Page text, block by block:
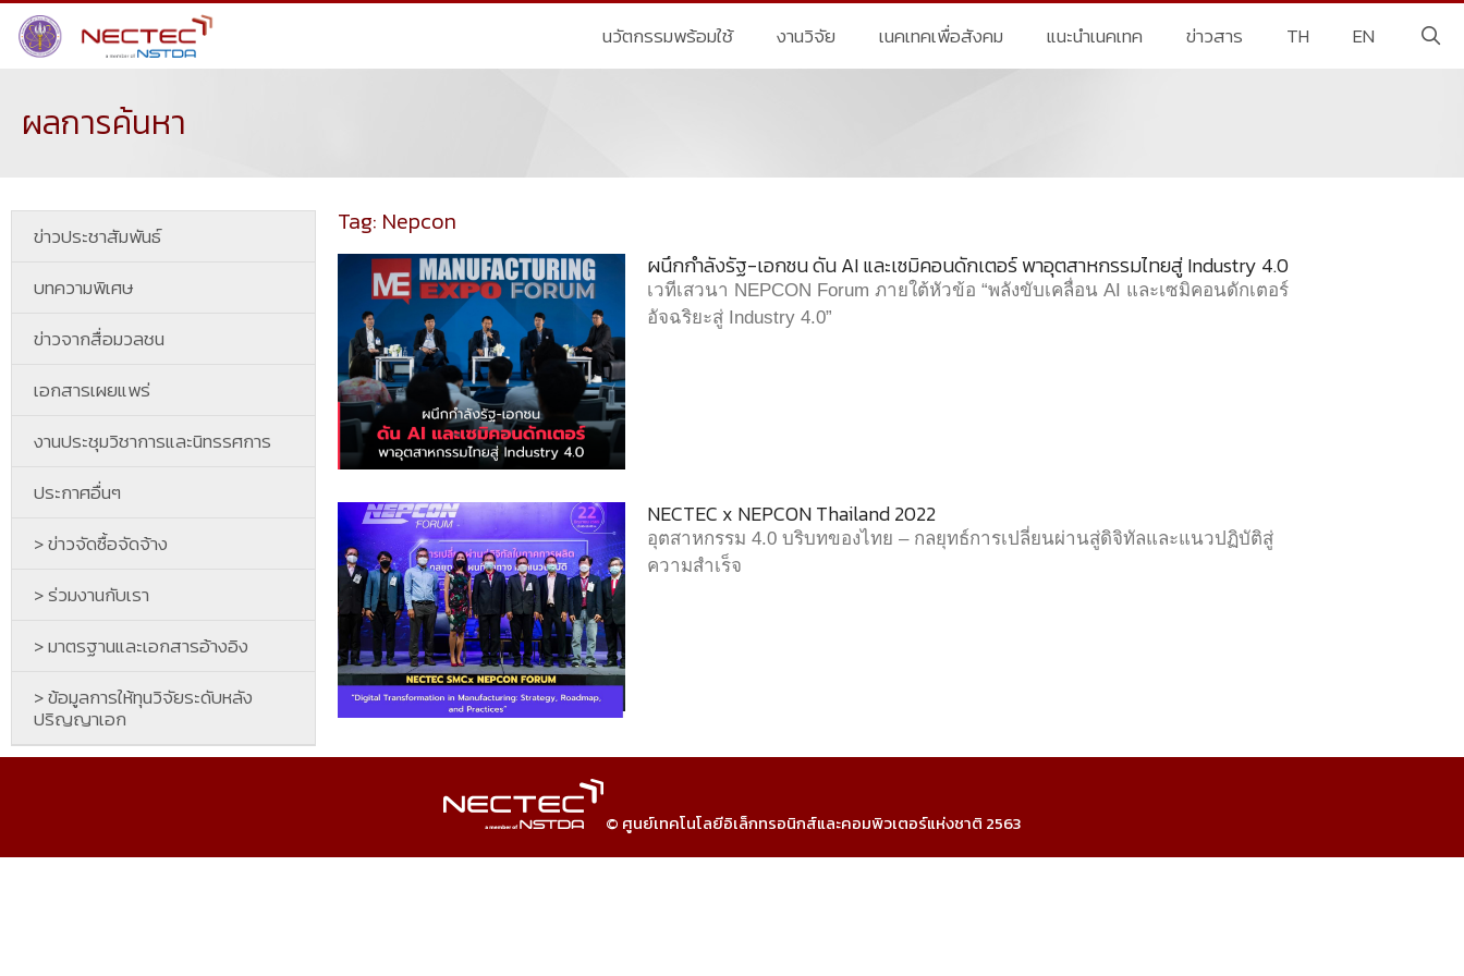
นวัตกรรมพร้อมใช้ งานวิจัย เนคเทคเพื่อสังคม แนะนำเนคเทค ข่าวสาร TH EN
ผลการค้นหา
ข่าวประชาสัมพันธ์
บทความพิเศษ
ข่าวจากสื่อมวลชน
เอกสารเผยแพร่
งานประชุมวิชาการและนิทรรศการ
ประกาศอื่นๆ
> ข่าวจัดซื้อจัดจ้าง
> ร่วมงานกับเรา
> มาตรฐานและเอกสารอ้างอิง
> ข้อมูลการให้ทุนวิจัยระดับหลัง
ปริญญาเอก
Tag: Nepcon
ผนึกกำลังรัฐ-เอกชน ดัน AI และเซมิคอนดักเตอร์ พาอุตสาหกรรมไทยสู่ Industry 4.0
เวทีเสวนา NEPCON Forum ภายใต้หัวข้อ “พลังขับเคลื่อน AI และเซมิคอนดักเตอร์
อัจฉริยะสู่ Industry 4.0”
NECTEC x NEPCON Thailand 2022
อุตสาหกรรม 4.0 บริบทของไทย – กลยุทธ์การเปลี่ยนผ่านสู่ดิจิทัลและแนวปฏิบัติสู่
ความสำเร็จ
© ศูนย์เทคโนโลยีอิเล็กทรอนิกส์และคอมพิวเตอร์แห่งชาติ 2563